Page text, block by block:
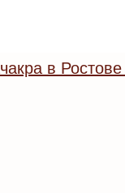
в Ростове